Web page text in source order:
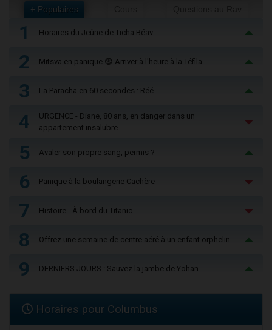
+ Populaires
1 Horaires du Jeûne de Ticha Béav
2 Mitsva en panique 😨 Arriver à l'heure à la Téfila
3 La Paracha en 60 secondes : Réé
4
URGENCE - Diane, 80 ans, en danger dans un
appartement insalubre
5 Avaler son propre sang, permis ?
6 Panique à la boulangerie Cachère
7 Histoire - À bord du Titanic
8 Offrez une semaine de centre aéré à un enfant orphelin
9 DERNIERS JOURS : Sauvez la jambe de Yohan
Horaires pour Columbus